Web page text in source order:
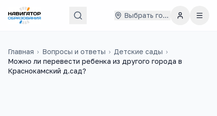
Выбрать город
Главная › Вопросы и ответы › Детские сады ›
Можно ли перевести ребенка из другого города в
Краснокамский д.сад?